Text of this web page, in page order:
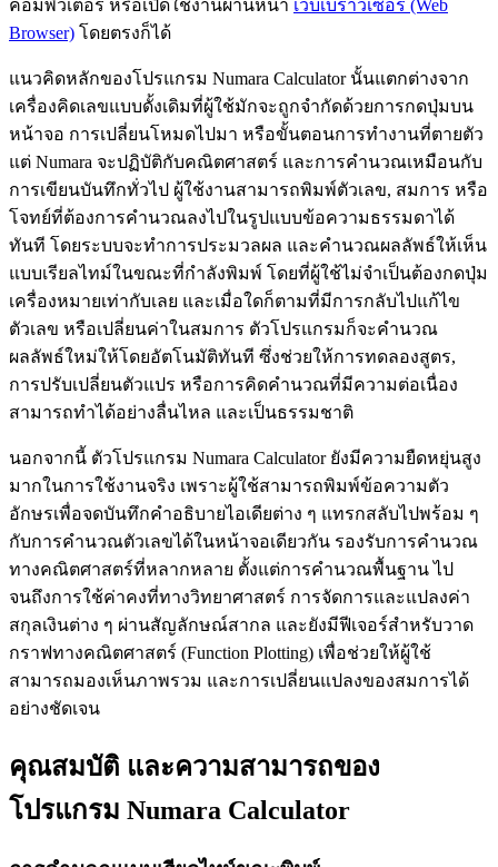
คอมพิวเตอร์ หรือเปิดใช้งานผ่านหน้า เว็บเบราว์เซอร์ (Web
Browser) โดยตรงก็ได้
แนวคิดหลักของโปรแกรม Numara Calculator นั้นแตกต่างจาก
เครื่องคิดเลขแบบดั้งเดิมที่ผู้ใช้มักจะถูกจำกัดด้วยการกดปุ่มบน
หน้าจอ การเปลี่ยนโหมดไปมา หรือขั้นตอนการทำงานที่ตายตัว
แต่ Numara จะปฏิบัติกับคณิตศาสตร์ และการคำนวณเหมือนกับ
การเขียนบันทึกทั่วไป ผู้ใช้งานสามารถพิมพ์ตัวเลข, สมการ หรือ
โจทย์ที่ต้องการคำนวณลงไปในรูปแบบข้อความธรรมดาได้
ทันที โดยระบบจะทำการประมวลผล และคำนวณผลลัพธ์ให้เห็น
แบบเรียลไทม์ในขณะที่กำลังพิมพ์ โดยที่ผู้ใช้ไม่จำเป็นต้องกดปุ่ม
เครื่องหมายเท่ากับเลย และเมื่อใดก็ตามที่มีการกลับไปแก้ไข
ตัวเลข หรือเปลี่ยนค่าในสมการ ตัวโปรแกรมก็จะคำนวณ
ผลลัพธ์ใหม่ให้โดยอัตโนมัติทันที ซึ่งช่วยให้การทดลองสูตร,
การปรับเปลี่ยนตัวแปร หรือการคิดคำนวณที่มีความต่อเนื่อง
สามารถทำได้อย่างลื่นไหล และเป็นธรรมชาติ
นอกจากนี้ ตัวโปรแกรม Numara Calculator ยังมีความยืดหยุ่นสูง
มากในการใช้งานจริง เพราะผู้ใช้สามารถพิมพ์ข้อความตัว
อักษรเพื่อจดบันทึกคำอธิบายไอเดียต่าง ๆ แทรกสลับไปพร้อม ๆ
กับการคำนวณตัวเลขได้ในหน้าจอเดียวกัน รองรับการคำนวณ
ทางคณิตศาสตร์ที่หลากหลาย ตั้งแต่การคำนวณพื้นฐาน ไป
จนถึงการใช้ค่าคงที่ทางวิทยาศาสตร์ การจัดการและแปลงค่า
สกุลเงินต่าง ๆ ผ่านสัญลักษณ์สากล และยังมีฟีเจอร์สำหรับวาด
กราฟทางคณิตศาสตร์ (Function Plotting) เพื่อช่วยให้ผู้ใช้
สามารถมองเห็นภาพรวม และการเปลี่ยนแปลงของสมการได้
อย่างชัดเจน
คุณสมบัติ และความสามารถของ
โปรแกรม Numara Calculator